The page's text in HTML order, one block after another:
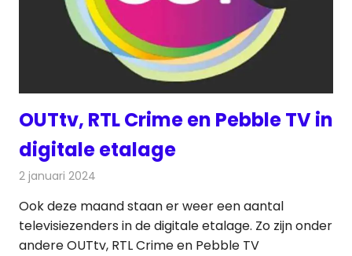
OUTtv, RTL Crime en Pebble TV in
digitale etalage
2 januari 2024
Ook deze maand staan er weer een aantal
televisiezenders in de digitale etalage. Zo zijn onder
andere OUTtv, RTL Crime en Pebble TV